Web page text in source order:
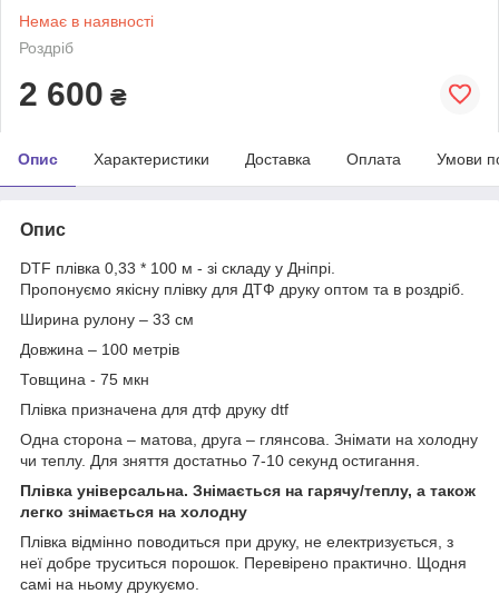
Немає в наявності
Роздріб
2 600 ₴
Опис Характеристики Доставка Оплата Умови
Опис
DTF плівка 0,33 * 100 м - зі складу у Дніпрі.
Пропонуємо якісну плівку для ДТФ друку оптом та в роздріб.
Ширина рулону – 33 см
Довжина – 100 метрів
Товщина - 75 мкн
Плівка призначена для дтф друку dtf
Одна сторона – матова, друга – глянсова. Знімати на холодну
чи теплу. Для зняття достатньо 7-10 секунд остигання.
Плівка універсальна. Знімається на гарячу/теплу, а також
легко знімається на холодну
Плівка відмінно поводиться при друку, не електризується, з
неї добре труситься порошок. Перевірено практично. Щодня
самі на ньому друкуємо.